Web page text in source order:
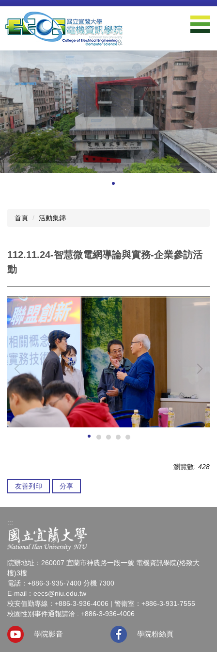
跳
到
主
要
區
首頁 活動集錦
112.11.24-智慧微電網導論與實務-企業參訪活
動
瀏覽數: 428
友善列印 分享
:::
院辦地址：260007 宜蘭市神農路一段一號 電機資訊學院(格致大
樓)3樓
電話：+886-3-935-7400 分機 7300
E-mail： eecs@niu.edu.tw
校安值勤專線：+886-3-936-4006 | 警衛室：+886-3-931-7555
校園性別事件通報請洽 : +886-3-936-4006
學院影音 學院粉絲頁